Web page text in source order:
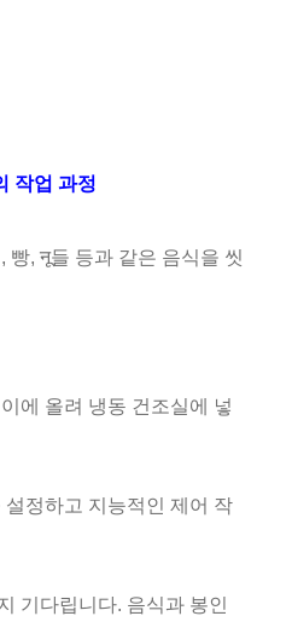
작업 과정
빵, नू들 등과 같은 음식을 씻
에 올려 냉동 건조실에 넣
정하고 지능적인 제어 작
기다립니다. 음식과 봉인